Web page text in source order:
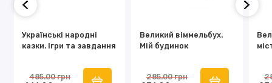
Українські народні
казки. Ігри та завдання
485.00 грн
Великий віммельбух.
Мій будинок
285.00 грн